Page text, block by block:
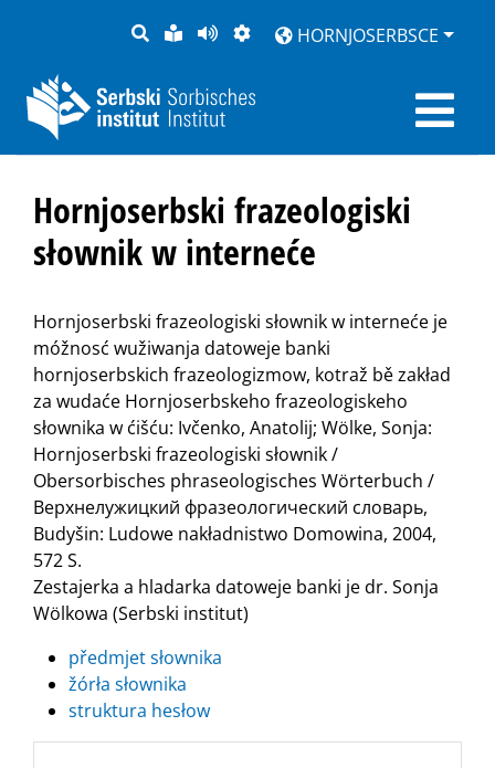
PYTANJE
LOCHKA
RĚČ
STRONU
PŘEDČITAĆ
ZWOBRAZNJENJE
HORNJOSERBSCE
Hornjoserbski frazeologiski
słownik w interneće
Hornjoserbski frazeologiski słownik w interneće je
móžnosć wužiwanja datoweje banki
hornjoserbskich frazeologizmow, kotraž bě zakład
za wudaće Hornjoserbskeho frazeologiskeho
słownika w ćišću: Ivčenko, Anatolij; Wölke, Sonja:
Hornjoserbski frazeologiski słownik /
Obersorbisches phraseologisches Wörterbuch /
Верхнелужицкий фразеологический словарь,
Budyšin: Ludowe nakładnistwo Domowina, 2004,
572 S.
Zestajerka a hladarka datoweje banki je dr. Sonja
Wölkowa (Serbski institut)
předmjet słownika
žórła słownika
struktura hesłow